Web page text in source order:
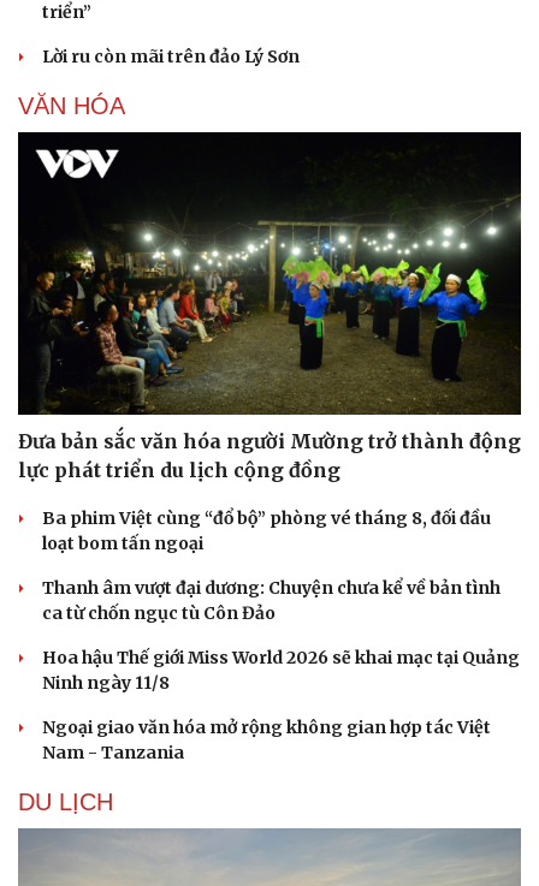
Văn hóa
Âm nhạc
Di sản
Thời trang
Sao Việt
triển”
Lời ru còn mãi trên đảo Lý Sơn
VĂN HÓA
Đưa bản sắc văn hóa người Mường trở thành động
lực phát triển du lịch cộng đồng
Ba phim Việt cùng “đổ bộ” phòng vé tháng 8, đối đầu
loạt bom tấn ngoại
Thanh âm vượt đại dương: Chuyện chưa kể về bản tình
ca từ chốn ngục tù Côn Đảo
Hoa hậu Thế giới Miss World 2026 sẽ khai mạc tại Quảng
Ninh ngày 11/8
Ngoại giao văn hóa mở rộng không gian hợp tác Việt
Nam - Tanzania
DU LỊCH